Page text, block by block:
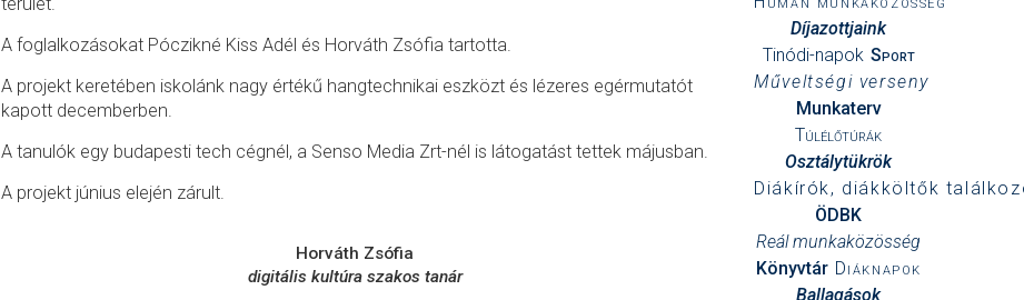
A foglalkozásokat Póczikné Kiss Adél és Horváth Zsófia tartotta.
A projekt keretében iskolánk nagy értékű hangtechnikai eszközt és lézeres egérmutatót
kapott decemberben.
A tanulók egy budapesti tech cégnél, a Senso Media Zrt-nél is látogatást tettek májusban.
A projekt június elején zárult.
Horváth Zsófia
digitális kultúra szakos tanár
Díjazottjaink
Tinódi-napok Sport
Műveltségi verseny
Munkaterv
Túlélőtúrák
Osztálytükrök
Diákírók, diákköltők
ÖDBK
Reál munkaközösség
Könyvtár Diáknapok
Ballagások